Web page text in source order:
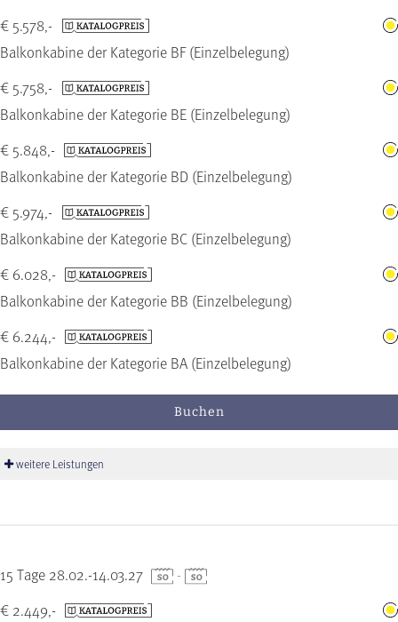
Balkonkabine der Kategorie BF (Einzelbelegung)
€ 5.578,-
Balkonkabine der Kategorie BE (Einzelbelegung)
€ 5.758,-
Balkonkabine der Kategorie BD (Einzelbelegung)
€ 5.848,-
Balkonkabine der Kategorie BC (Einzelbelegung)
€ 5.974,-
Balkonkabine der Kategorie BB (Einzelbelegung)
€ 6.028,-
Balkonkabine der Kategorie BA (Einzelbelegung)
€ 6.244,-
Buchen
weitere Leistungen
15 Tage 28.02.-14.03.27 -
€ 2.449,-